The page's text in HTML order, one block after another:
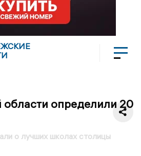
определили 20
о лучших школах столицы